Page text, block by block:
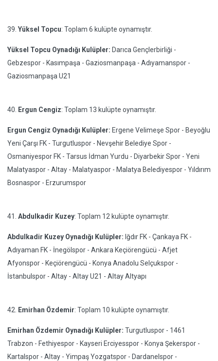
39. Yüksel Topcu: Toplam 6 kulüpte oynamıştır.
Yüksel Topcu Oynadığı Kulüpler: Darıca Gençlerbirliği -
Gebzespor - Kasımpaşa - Gaziosmanpaşa - Adıyamanspor -
Gaziosmanpaşa U21
40. Ergun Cengiz: Toplam 13 kulüpte oynamıştır.
Ergun Cengiz Oynadığı Kulüpler: Ergene Velimeşe Spor - Beyoğlu
Yeni Çarşı FK - Turgutluspor - Nevşehir Belediye Spor -
Osmaniyespor FK - Tarsus İdman Yurdu - Diyarbekir Spor - Yeni
Malatyaspor - Altay - Malatyaspor - Malatya Belediyespor - Yıldırım
Bosnaspor - Erzurumspor
41. Abdulkadir Kuzey: Toplam 12 kulüpte oynamıştır.
Abdulkadir Kuzey Oynadığı Kulüpler: Iğdır FK - Çankaya FK -
Adıyaman FK - İnegölspor - Ankara Keçiörengücü - Afjet
Afyonspor - Keçiörengücü - Konya Anadolu Selçukspor -
İstanbulspor - Altay - Altay U21 - Altay Altyapı
42. Emirhan Özdemir: Toplam 10 kulüpte oynamıştır.
Emirhan Özdemir Oynadığı Kulüpler: Turgutluspor - 1461
Trabzon - Fethiyespor - Kayseri Erciyesspor - Konya Şekerspor -
Kartalspor - Altay - Yimpaş Yozgatspor - Dardanelspor -